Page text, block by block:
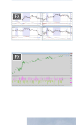
FX
FX